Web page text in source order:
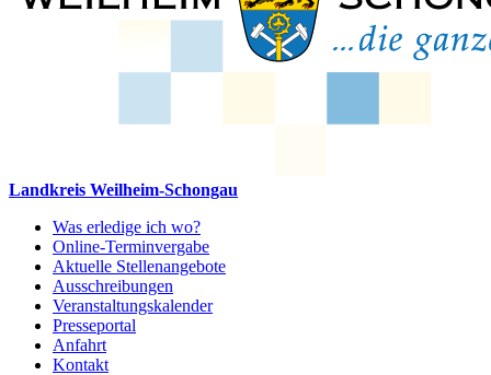
Landkreis Weilheim-Schongau
Was erledige ich wo?
Online-Terminvergabe
Aktuelle Stellenangebote
Ausschreibungen
Veranstaltungskalender
Presseportal
Anfahrt
Kontakt